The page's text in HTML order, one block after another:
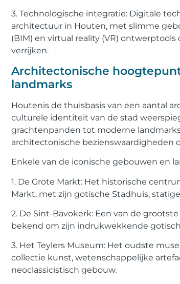
3. Technologische integratie: Digitale
architectuur in Houten, met slimme
(BIM) en virtual reality (VR)
verrijken.
Architectonische
landmarks
Houtenis de thuisbasis van een aantal
culturele identiteit van de stad
grachtenpanden tot moderne
architectonische bezienswaardigheden
Enkele van de iconische gebouwen en
1. De Grote Markt: Het historische
Markt, met zijn gotische Stadhuis,
2. De Sint-Bavokerk: Een van de
bekend om zijn indrukwekkende
3. Het Teylers Museum: Het oudste
collectie kunst, wetenschappelijke
neoclassicistisch gebouw.